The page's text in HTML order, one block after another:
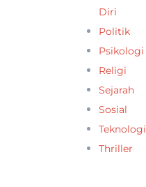
Diri
Politik
Psikologi
Religi
Sejarah
Sosial
Teknologi
Thriller